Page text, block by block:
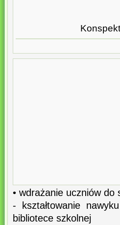
• wdrażanie uczniów do
- kształtowanie
bibliotece szkolnej